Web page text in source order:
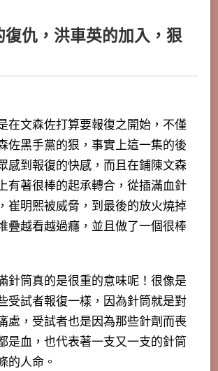
仇，洪車英的加入，狠
在文森佐打算要報復之開始，不僅
佐黑手黨的狠，事實上這一集的後
感到報復的快感，而且在鋪陳文森
有著很棒的起承轉合，從插滿血針
崔明熙被威脅，到最後的放火燒掉
疊越看越過癮，並且做了一個很棒
針筒真的是很重的意味呢！很像是
受試者報復一樣，因為針筒就是對
處，受試者也是因為那些針劑而喪
是血，也代表著一支又一支的針筒
的人命。